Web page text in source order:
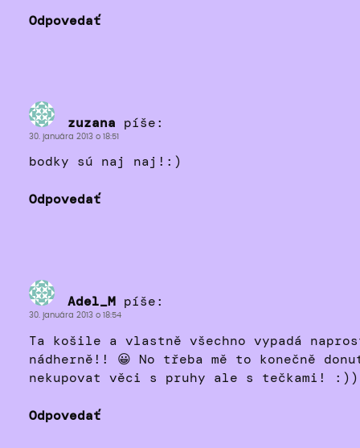
Odpovedať
zuzana píše:
30. januára 2013 o 18:51
bodky sú naj naj!:)
Odpovedať
Adel_M píše:
30. januára 2013 o 18:54
Ta košile a vlastně všechno vypadá
nádherně!! 😀 No třeba mě to konečně
nekupovat věci s pruhy ale s tečkami! :))
Odpovedať